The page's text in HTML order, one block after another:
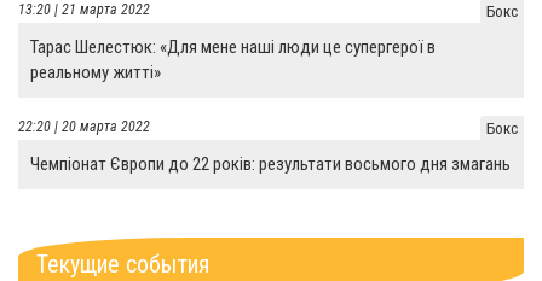
Бокс
13:20 | 21 марта 2022
Тарас Шелестюк: «Для мене наші люди це супергерої в
реальному житті»
Бокс
22:20 | 20 марта 2022
Чемпіонат Європи до 22 років: результати восьмого дня змагань
Текущие события